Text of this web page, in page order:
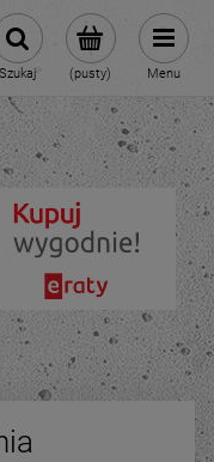
422-377
(pusty)
Szukaj Menu